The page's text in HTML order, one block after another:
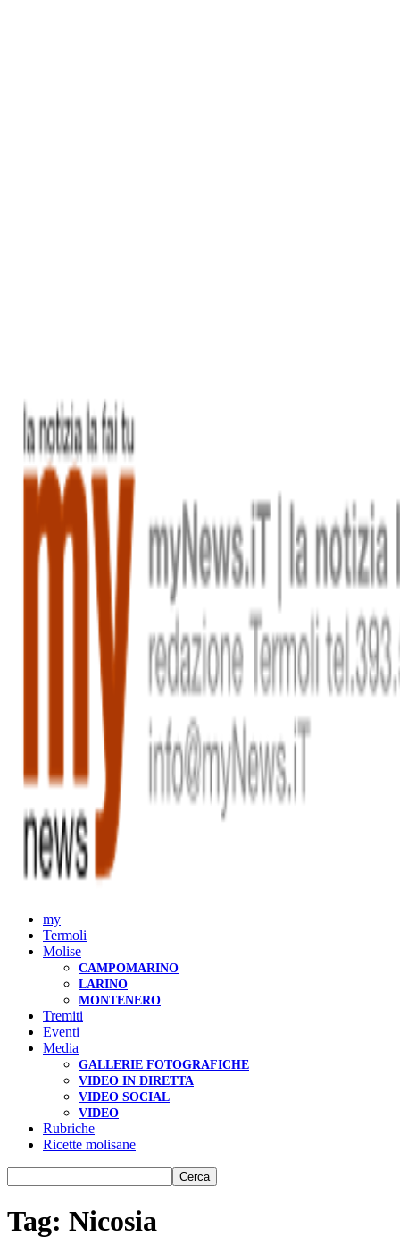
my
Termoli
Molise
CAMPOMARINO
LARINO
MONTENERO
Tremiti
Eventi
Media
GALLERIE FOTOGRAFICHE
VIDEO IN DIRETTA
VIDEO SOCIAL
VIDEO
Rubriche
Ricette molisane
Tag: Nicosia